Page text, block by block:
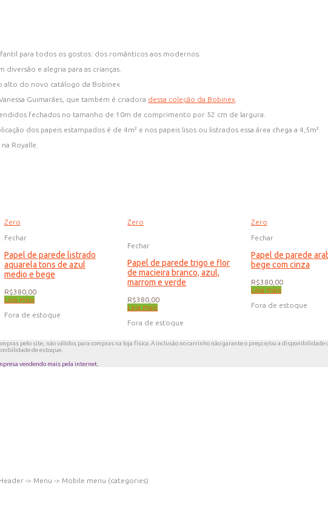
para todos os gostos: dos românticos aos modernos.
diversão e alegria para as crianças.
alto do novo catálogo da Bobinex
Guimarães, que também é criadora dessa coleção da Bobinex
fechados no tamanho de 10m de comprimento por 52 cm de largura.
dos papeis estampados é de 4m² e nos papeis lisos ou listrados essa área chega a 4,5m².
na Royalle.
Zero
Fechar
Papel de parede listrado
aquarela tons de azul
medio e bege
R$380,00
Leia mais
Fora de estoque
Zero
Fechar
Papel de parede trigo e flor
de macieira branco, azul,
marrom e verde
R$380,00
Leia mais
Fora de estoque
Zero
Fechar
Papel de parede
bege com cinza
R$380,00
Leia mais
Fora de estoque
pelo site, não válidos para compras na loja física. A inclusão no carrinho não garante o preço e/ou a
de estoque.
vendendo mais pela internet.
-> Menu -> Mobile menu (categories)